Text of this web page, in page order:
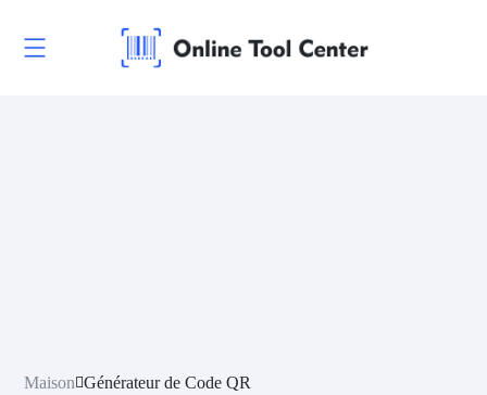
Maison Générateur de Code QR